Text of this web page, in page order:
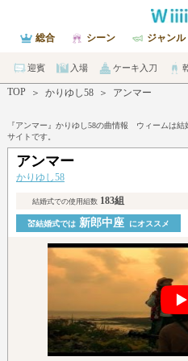
総合 シーン ジャンル
迎賓 入場 ケーキ入刀
TOP ＞ かりゆし58 ＞ アンマー
『アンマー』かりゆし58の曲情報 ウィームは
サイトです。
アンマー
かりゆし58
結婚式での使用組数183組
💒結婚式では新郎中座 にオススメ